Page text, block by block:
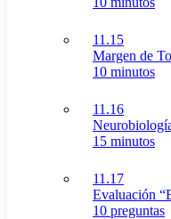
11.15
Margen de
10 minutos
11.16
15 minutos
11.17
Evaluación
10 preguntas